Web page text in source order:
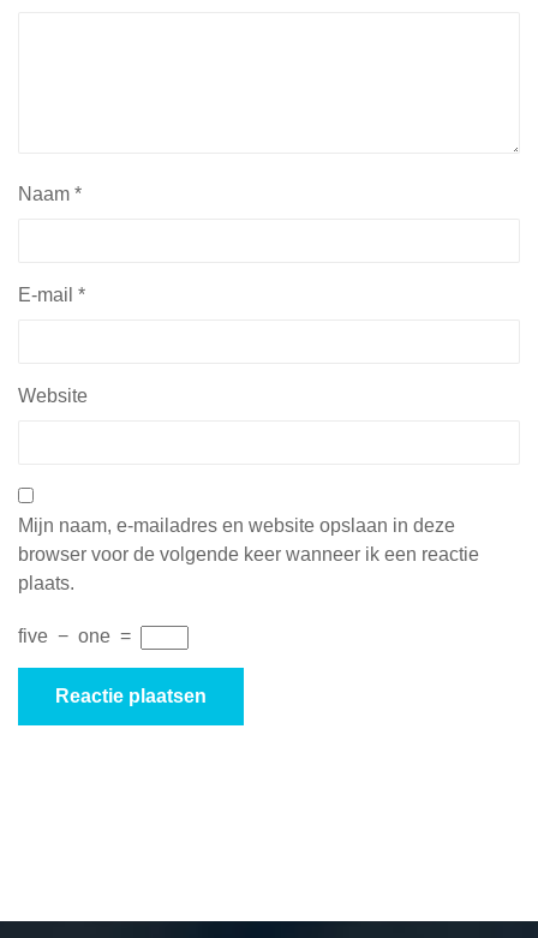
Naam *
E-mail *
Website
Mijn naam, e-mailadres en website opslaan in deze
browser voor de volgende keer wanneer ik een reactie
plaats.
five − one =